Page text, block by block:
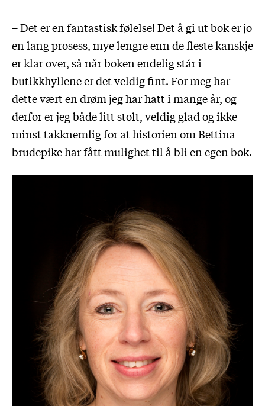
– Det er en fantastisk følelse! Det å gi ut bok er jo
en lang prosess, mye lengre enn de fleste kanskje
er klar over, så når boken endelig står i
butikkhyllene er det veldig fint. For meg har
dette vært en drøm jeg har hatt i mange år, og
derfor er jeg både litt stolt, veldig glad og ikke
minst takknemlig for at historien om Bettina
brudepike har fått mulighet til å bli en egen bok.